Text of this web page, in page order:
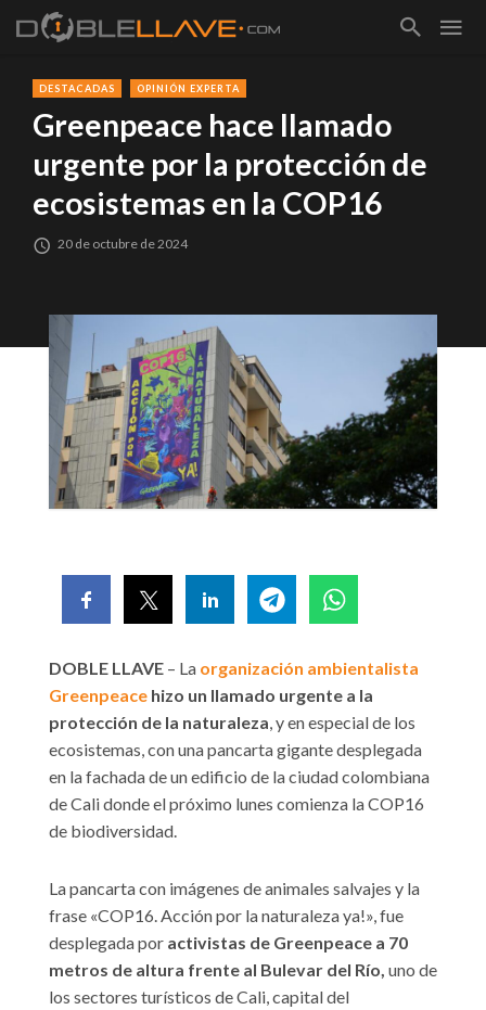
DESTACADAS OPINIÓN EXPERTA
Greenpeace hace llamado
urgente por la protección de
ecosistemas en la COP16
20 de octubre de 2024
DOBLE LLAVE – La organización ambientalista
Greenpeace hizo un llamado urgente a la
protección de la naturaleza, y en especial de los
ecosistemas, con una pancarta gigante desplegada
en la fachada de un edificio de la ciudad colombiana
de Cali donde el próximo lunes comienza la COP16
de biodiversidad.
La pancarta con imágenes de animales salvajes y la
frase «COP16. Acción por la naturaleza ya!», fue
desplegada por activistas de Greenpeace a 70
metros de altura frente al Bulevar del Río, uno de
los sectores turísticos de Cali, capital del